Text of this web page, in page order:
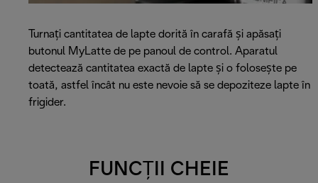
Turnați cantitatea de lapte dorită în carafă și apăsați
butonul MyLatte de pe panoul de control. Aparatul
detectează cantitatea exactă de lapte și o folosește pe
toată, astfel încât nu este nevoie să se depoziteze lapte în
frigider.
FUNCȚII CHEIE